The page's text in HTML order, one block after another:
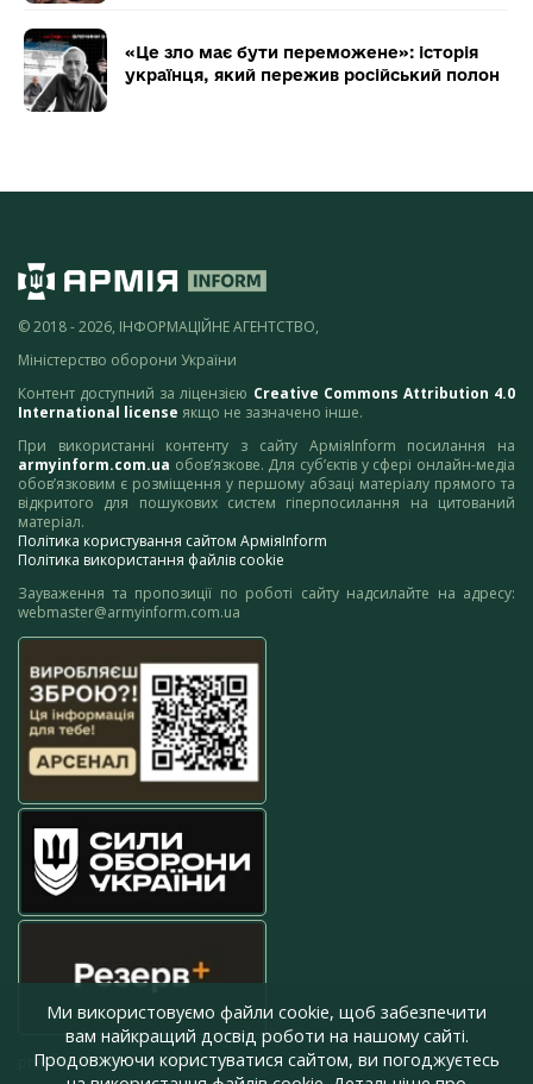
«Це зло має бути переможене»: історія
українця, який пережив російський полон
© 2018 - 2026, ІНФОРМАЦІЙНЕ АГЕНТСТВО,
Міністерство оборони України
Контент доступний за ліцензією Creative Commons Attribution 4.0
International license якщо не зазначено інше.
При використанні контенту з сайту АрміяInform посилання на
armyinform.com.ua обов’язкове. Для суб’єктів у сфері онлайн-медіа
обов’язковим є розміщення у першому абзаці матеріалу прямого та
відкритого для пошукових систем гіперпосилання на цитований
матеріал.
Політика користування сайтом АрміяInform
Політика використання файлів cookie
Зауваження та пропозиції по роботі сайту надсилайте на адресу:
webmaster@armyinform.com.ua
press@armyinform.com.ua
Ми використовуємо файли cookie, щоб забезпечити
вам найкращий досвід роботи на нашому сайті.
Продовжуючи користуватися сайтом, ви погоджуєтесь